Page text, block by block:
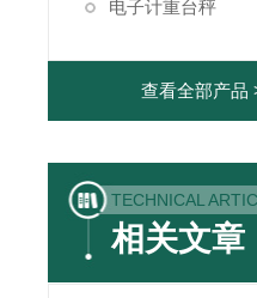
电子计重台秤
查看全部产品
TECHNICAL
相关文章